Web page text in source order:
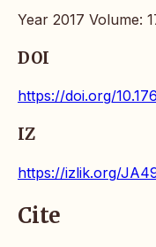
Year 2017 Volume:
DOI
https://doi.org/
IZ
https://izlik.org/
Cite